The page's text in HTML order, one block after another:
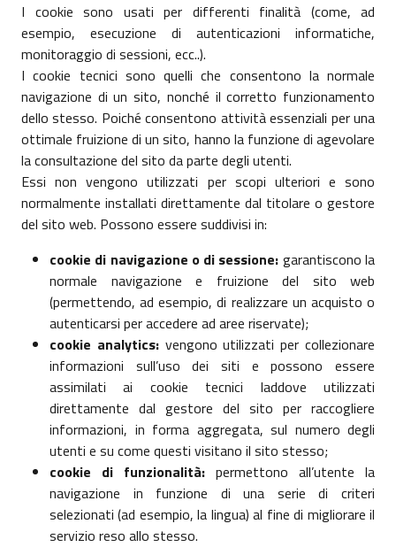
I cookie sono usati per differenti finalità (come, ad
esempio, esecuzione di autenticazioni informatiche,
monitoraggio di sessioni, ecc..).
I cookie tecnici sono quelli che consentono la normale
navigazione di un sito, nonché il corretto funzionamento
dello stesso. Poiché consentono attività essenziali per una
ottimale fruizione di un sito, hanno la funzione di agevolare
la consultazione del sito da parte degli utenti.
Essi non vengono utilizzati per scopi ulteriori e sono
normalmente installati direttamente dal titolare o gestore
del sito web. Possono essere suddivisi in:
cookie di navigazione o di sessione: garantiscono la
normale navigazione e fruizione del sito web
(permettendo, ad esempio, di realizzare un acquisto o
autenticarsi per accedere ad aree riservate);
cookie analytics:vengono utilizzati per collezionare
informazioni sull’uso dei siti e possono essere
assimilati ai cookie tecnici laddove utilizzati
direttamente dal gestore del sito per raccogliere
informazioni, in forma aggregata, sul numero degli
utenti e su come questi visitano il sito stesso;
cookie di funzionalità: permettono all’utente la
navigazione in funzione di una serie di criteri
selezionati (ad esempio, la lingua) al fine di migliorare il
servizio reso allo stesso.